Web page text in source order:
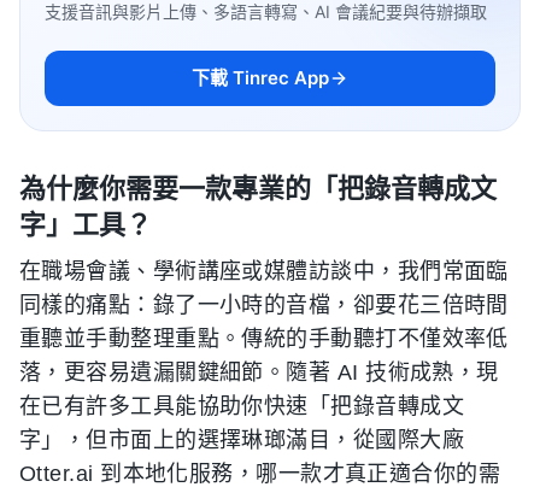
支援音訊與影片上傳、多語言轉寫、AI 會議紀要與待辦擷取
下載 Tinrec App
為什麼你需要一款專業的「把錄音轉成文
字」工具？
在職場會議、學術講座或媒體訪談中，我們常面臨
同樣的痛點：錄了一小時的音檔，卻要花三倍時間
重聽並手動整理重點。傳統的手動聽打不僅效率低
落，更容易遺漏關鍵細節。隨著 AI 技術成熟，現
在已有許多工具能協助你快速「把錄音轉成文
字」，但市面上的選擇琳瑯滿目，從國際大廠
Otter.ai 到本地化服務，哪一款才真正適合你的需